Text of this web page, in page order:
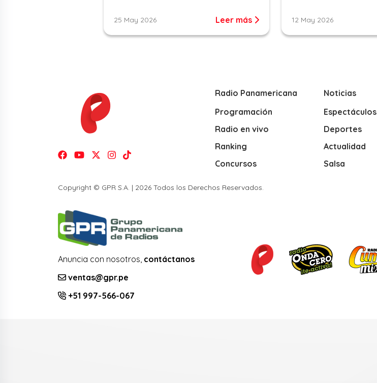
25 May 2026 Leer más 12 May 2026
Radio Panamericana
Programación
Radio en vivo
Ranking
Concursos
Noticias
Espectáculos
Deportes
Actualidad
Salsa
Copyright © GPR S.A. | 2026 Todos los Derechos Reservados.
Anuncia con nosotros, contáctanos
ventas@gpr.pe
+51 997-566-067